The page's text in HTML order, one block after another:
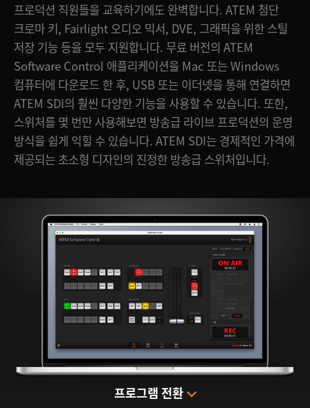
프로덕션 직원들을 교육하기에도 완벽합니다. ATEM 첨단
크로마 키, Fairlight 오디오 믹서, DVE, 그래픽을 위한 스틸
저장 기능 등을 모두 지원합니다. 무료 버전의 ATEM
Software Control 애플리케이션을 Mac 또는 Windows
컴퓨터에 다운로드 한 후, USB 또는 이더넷을 통해 연결하면
ATEM SDI의 훨씬 다양한 기능을 사용할 수 있습니다. 또한,
스위처를 몇 번만 사용해보면 방송급 라이브 프로덕션의 운영
방식을 쉽게 익힐 수 있습니다. ATEM SDI는 경제적인 가격에
제공되는 초소형 디자인의 진정한 방송급 스위처입니다.
프로그램 전환